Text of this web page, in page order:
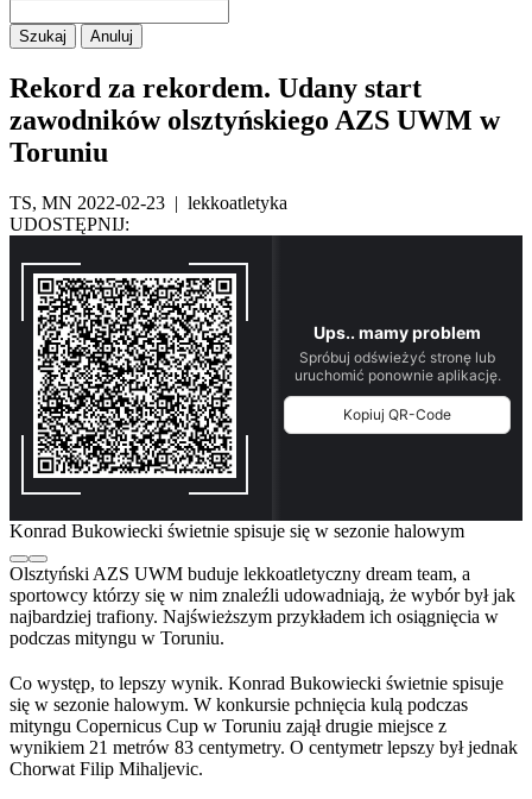
Szukaj Anuluj
Rekord za rekordem. Udany start
zawodników olsztyńskiego AZS UWM w
Toruniu
TS, MN 2022-02-23 | lekkoatletyka
UDOSTĘPNIJ:
Konrad Bukowiecki świetnie spisuje się w sezonie halowym
Olsztyński AZS UWM buduje lekkoatletyczny dream team, a
sportowcy którzy się w nim znaleźli udowadniają, że wybór był jak
najbardziej trafiony. Najświeższym przykładem ich osiągnięcia w
podczas mityngu w Toruniu.
Co występ, to lepszy wynik. Konrad Bukowiecki świetnie spisuje
się w sezonie halowym. W konkursie pchnięcia kulą podczas
mityngu Copernicus Cup w Toruniu zajął drugie miejsce z
wynikiem 21 metrów 83 centymetry. O centymetr lepszy był jednak
Chorwat Filip Mihaljevic.